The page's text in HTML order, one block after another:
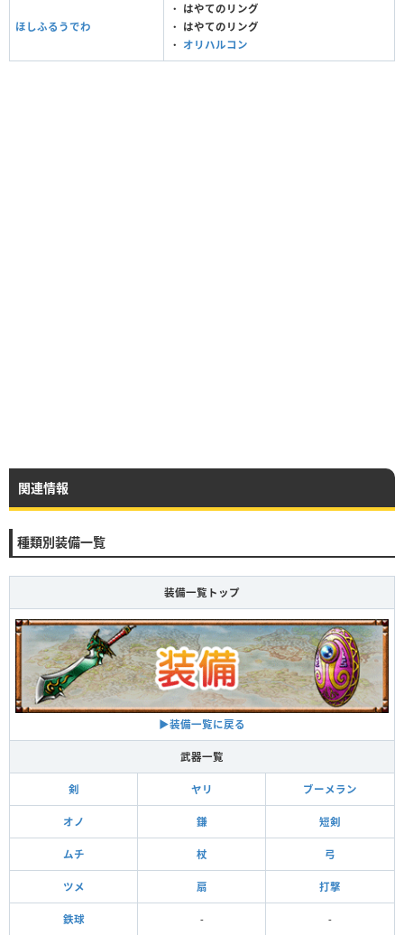
ほしふるうでわ
・ はやてのリング
・ はやてのリング
・ オリハルコン
関連情報
種類別装備一覧
装備一覧トップ
▶装備一覧に戻る
武器一覧
剣 ヤリ ブーメラン
オノ 鎌 短剣
ムチ 杖 弓
ツメ 扇 打撃
鉄球 - -